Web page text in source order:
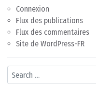
Connexion
Flux des publications
Flux des commentaires
Site de WordPress-FR
Search